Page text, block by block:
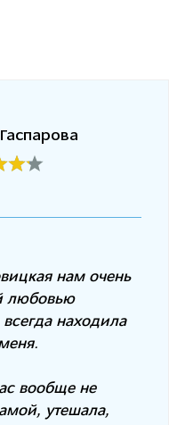
нам очень
любовью
находила
вообще не
утешала,